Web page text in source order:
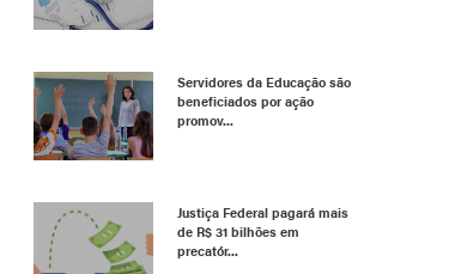
Servidores da Educação são
beneficiados por ação
promov...
Justiça Federal pagará mais
de R$ 31 bilhões em
precatór...